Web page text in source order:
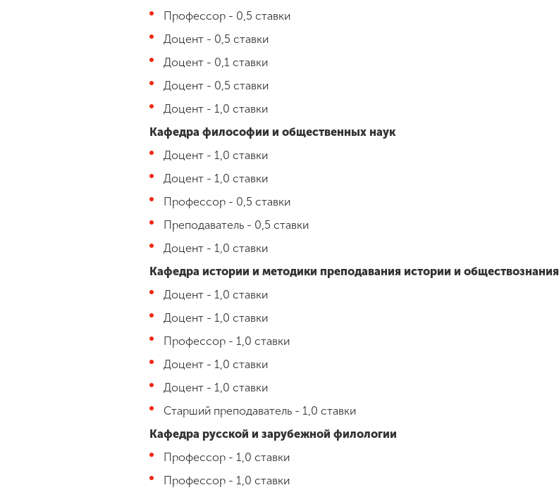
Профессор - 0,5 ставки
Доцент - 0,5 ставки
Доцент - 0,1 ставки
Доцент - 0,5 ставки
Доцент - 1,0 ставки
Кафедра философии и общественных наук
Доцент - 1,0 ставки
Доцент - 1,0 ставки
Профессор - 0,5 ставки
Преподаватель - 0,5 ставки
Доцент - 1,0 ставки
Кафедра истории и методики преподавания истории и обществознания
Доцент - 1,0 ставки
Доцент - 1,0 ставки
Профессор - 1,0 ставки
Доцент - 1,0 ставки
Доцент - 1,0 ставки
Старший преподаватель - 1,0 ставки
Кафедра русской и зарубежной филологии
Профессор - 1,0 ставки
Профессор - 1,0 ставки